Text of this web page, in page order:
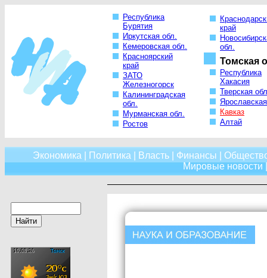
Республика
Бурятия
Иркутская обл.
Кемеровская обл.
Красноярский
край
ЗАТО
Железногорск
Калининградская
обл.
Мурманская обл.
Ростов
край
обл.
Томская
Республика
Хакасия
Тверская
Кавказ
Алтай
Экономика Политика Власть Финансы
Мировые новости